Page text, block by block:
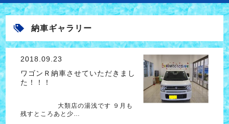
納車ギャラリー
2018.09.23
ワゴンＲ納車させていただきまし
た！！！
大類店の湯浅です ９月も
残すところあと少…